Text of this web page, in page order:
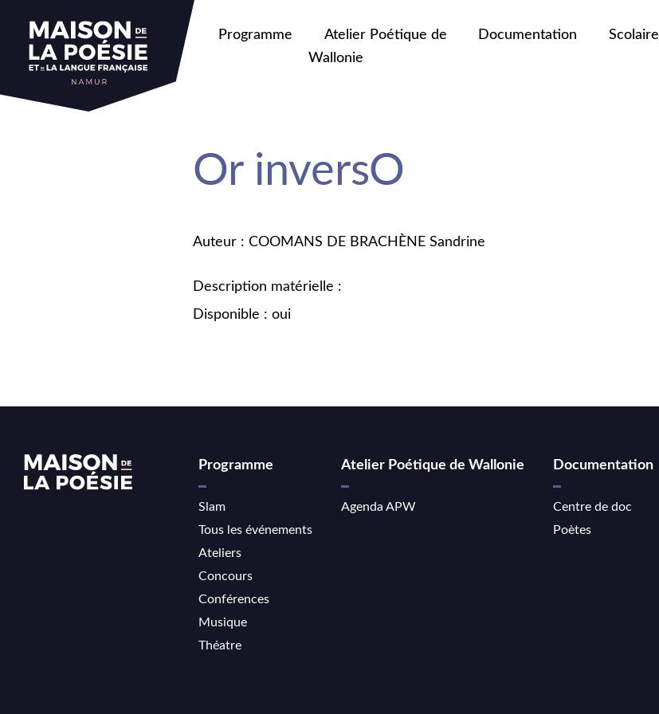
Programme
Atelier Poétique de
Wallonie
Documentation Scolaire
Or inversO
Auteur : COOMANS DE BRACHÈNE Sandrine
Description matérielle :
Disponible : oui
Programme
Slam
Tous les événements
Ateliers
Concours
Conférences
Musique
Théatre
Atelier Poétique de Wallonie
Agenda APW
Documentation
Centre de doc
Poètes